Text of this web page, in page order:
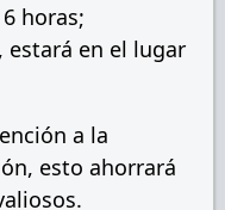
horas;
estará en el lugar
a la
esto ahorrará